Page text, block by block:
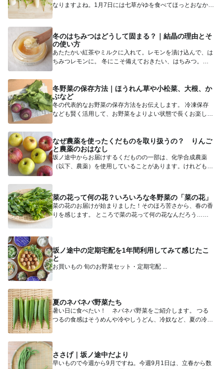
なりますよね。1月7日には七草がゆを食べてほっとおなかの
調子を整え...
冬のはちみつはどうして固まる？｜結晶の理由とそ
の使い方
あたたかい紅茶やミルクに入れて。レモンを漬け込んで、は
ちみつレモンに。 冬にこそ備えておきたい、はちみつ。
花々の蜜...
冬野菜の保存方法｜ほうれん草や小松菜、大根、か
ぶなど
冬の代表的なお野菜の保存方法をお伝えします。 冷凍保存
なども賢く活用して、お野菜をよりよい状態で長くお楽しみ
いただけた...
なぜ農薬を使ったくだものを取り扱うの？ りんご
と農薬のおはなし
坂ノ途中からお届けするくだものの一部は、化学合成農薬
（以下、農薬）を使用していることがあります。けれども分
量は、その地域...
菜の花って何の花？いろいろな冬野菜の「菜の花」
菜の花のお届けが始まりました！そのほろ苦さから、春の香
りを感じます。 ところで菜の花って何の花なんだろう…と
坂ノ途中の定期宅配を1年間利用してみて感じたこ
と
お買いもの 旬のお野菜セット・定期宅配 ...
夏のネバネバ野菜たち
暑い日に食べたい！ ネバネバ野菜をご紹介します。 つる
つるの食感はそうめんや冷やしうどん、冷奴など、夏の冷た
いメニュー...
ささげ｜坂ノ途中だより
早いもので今週から9月ですね。今週9月1日は、立春から数